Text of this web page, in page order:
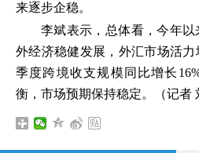
来逐步企稳。
李斌表示，总体看，今年
外经济稳健发展，外汇市场活
季度跨境收支规模同比增长
衡，市场预期保持稳定。（记者